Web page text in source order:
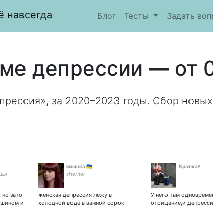
навсегда Блог Тесты Задать
депрессии — от
за 2020–2023 годы. Сбор
но зато
и
мышка 🇺🇦
she/her
женская депрессия лежу в
холодной воде в ванной сорок
КрапкаУ
У него там
отрицание,и